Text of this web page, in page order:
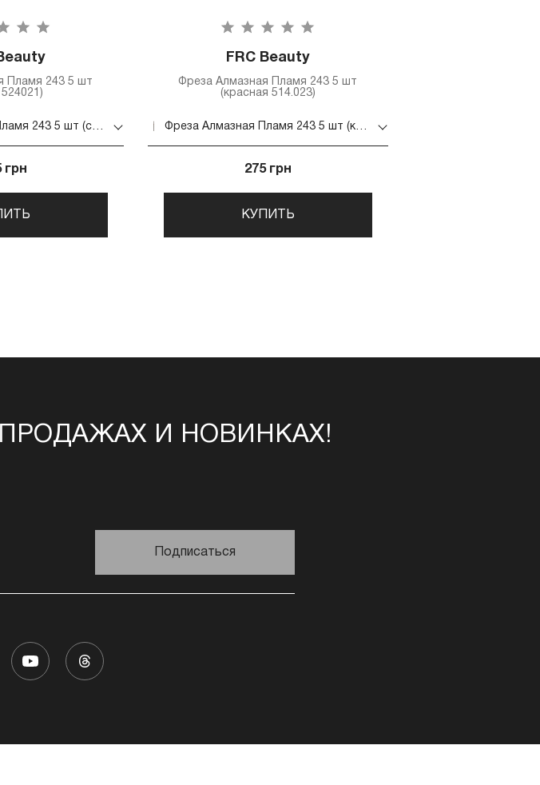
Пламя 243 5 шт
Фреза Алмазная Пламя 243 5 шт (синяя 524021)
грн
FRC Beauty
Фреза Алмазная Пламя 243 5 шт
(красная 514.023)
Фреза Алмазная Пламя 243 5 шт (красная 514.023)
275 грн
КУПИТЬ
И НОВИНКАХ!
Подписаться